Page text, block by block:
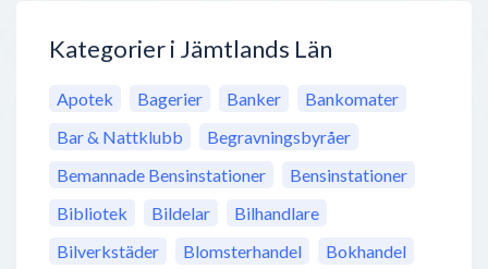
Kategorier i Jämtlands Län
Apotek Bagerier Banker
Bankomater
Bar & Nattklubb
Begravningsbyråer
Bemannade Bensinstationer
Bensinstationer
Bibliotek
Bildelar
Bilhandlare
Bilverkstäder
Blomsterhandel
Bokhandel